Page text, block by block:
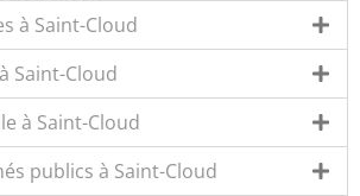
à Saint-Cloud
Saint-Cloud
à Saint-Cloud
publics à Saint-Cloud